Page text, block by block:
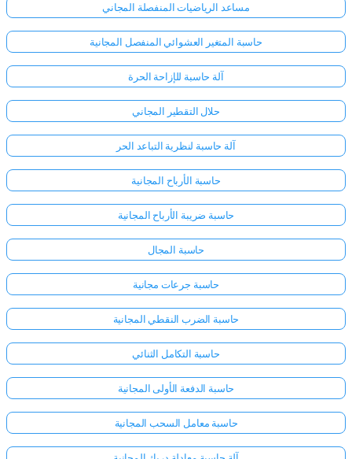
مساعد الرياضيات المنفصلة المجاني
حاسبة المتغير العشوائي المنفصل المجانية
آلة حاسبة للإزاحة الحرة
حلال التقطير المجاني
آلة حاسبة لنظرية التباعد الحر
حاسبة الأرباح المجانية
حاسبة ضريبة الأرباح المجانية
حاسبة المجال
حاسبة جرعات مجانية
حاسبة الضرب النقطي المجانية
حاسبة التكامل الثنائي
حاسبة الدفعة الأولى المجانية
حاسبة معامل السحب المجانية